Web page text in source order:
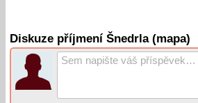
Diskuze příjmení Šnedrla (mapa)